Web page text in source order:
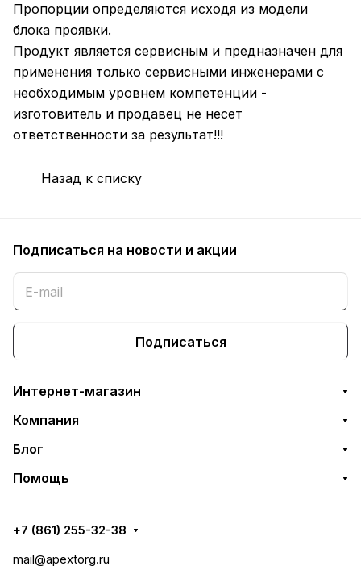
Пропорции определяются исходя из модели
блока проявки.
Продукт является сервисным и предназначен для
применения только сервисными инженерами с
необходимым уровнем компетенции -
изготовитель и продавец не несет
ответственности за результат!!!
Назад к списку
Подписаться на новости и акции
Подписаться
Интернет-магазин
Компания
Блог
Помощь
+7 (861) 255-32-38
mail@apextorg.ru